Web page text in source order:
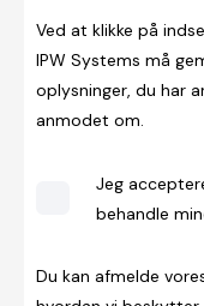
Ved at klikke på
IPW Systems må
oplysninger, du har
anmodet om.
Jeg
behandle
Du kan afmelde